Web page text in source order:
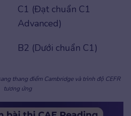
C1 (Đạt chuẩn C1
Advanced)
B2 (Dưới chuẩn C1)
thang điểm Cambridge và trình độ CEFR
tương ứng